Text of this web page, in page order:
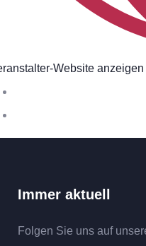
Website anzeigen
Immer aktuell
Folgen Sie uns auf